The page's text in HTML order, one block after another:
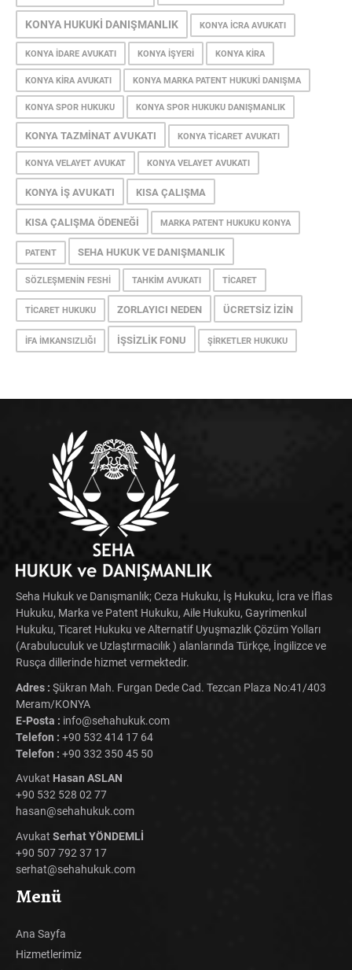
KONYA HUKUKI DANIŞMANLIK KONYA ICRA AVUKATI
KONYA IDARE AVUKATI KONYA IŞYERI KONYA KIRA
KONYA KIRA AVUKATI KONYA MARKA PATENT HUKUKI DANIŞMA
KONYA SPOR HUKUKU KONYA SPOR HUKUKU DANIŞMANLIK
KONYA TAZMINAT AVUKATI KONYA TICARET AVUKATI
KONYA VELAYET AVUKAT KONYA VELAYET AVUKATI
KONYA İŞ AVUKATI KISA ÇALIŞMA
KISA ÇALIŞMA ÖDENEĞI MARKA PATENT HUKUKU KONYA
PATENT SEHA HUKUK VE DANIŞMANLIK
SÖZLEŞMENIN FESHI TAHKIM AVUKATI TICARET
TICARET HUKUKU ZORLAYICI NEDEN ÜCRETSIZ İZIN
İFA İMKANSIZLIĞI İŞSIZLIK FONU ŞIRKETLER HUKUKU
Seha Hukuk ve Danışmanlık; Ceza Hukuku, İş Hukuku, İcra ve İflas
Hukuku, Marka ve Patent Hukuku, Aile Hukuku, Gayrimenkul
Hukuku, Ticaret Hukuku ve Alternatif Uyuşmazlık Çözüm Yolları
(Arabuluculuk ve Uzlaştırmacılık ) alanlarında Türkçe, İngilizce ve
Rusça dillerinde hizmet vermektedir.
Adres : Şükran Mah. Furgan Dede Cad. Tezcan Plaza No:41/403
Meram/KONYA
E-Posta : info@sehahukuk.com
Telefon : +90 532 414 17 64
Telefon : +90 332 350 45 50
Avukat Hasan ASLAN
+90 532 528 02 77
hasan@sehahukuk.com
Avukat Serhat YÖNDEMLİ
+90 507 792 37 17
serhat@sehahukuk.com
Menü
Ana Sayfa
Hizmetlerimiz